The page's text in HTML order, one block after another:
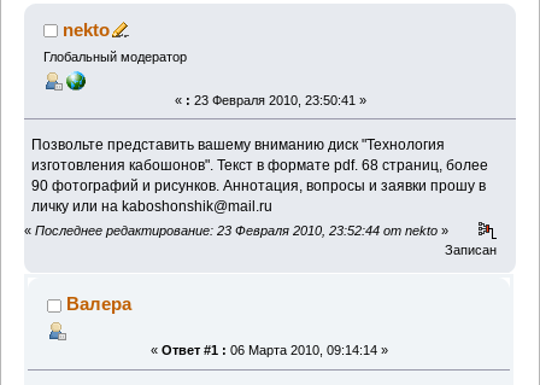
nekto
Глобальный модератор
« : 23 Февраля 2010, 23:50:41 »
Позвольте представить вашему вниманию диск "Технология
изготовления кабошонов". Текст в формате pdf. 68 страниц, более
90 фотографий и рисунков. Аннотация, вопросы и заявки прошу в
личку или на kaboshonshik@mail.ru
« Последнее редактирование: 23 Февраля 2010, 23:52:44 от nekto »
Записан
Валера
« Ответ #1 : 06 Марта 2010, 09:14:14 »